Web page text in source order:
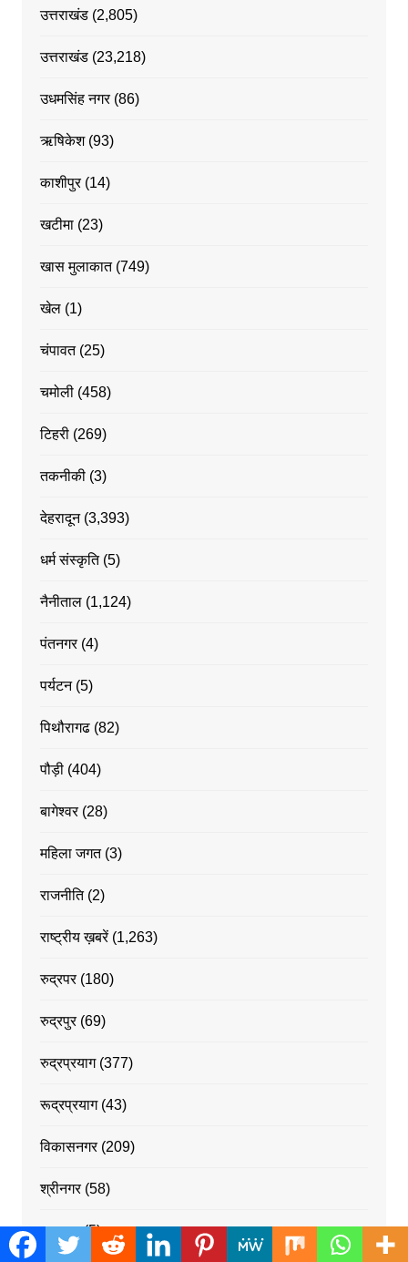
उत्तराखंड(2,805)
उत्तराखंड(23,218)
उधमसिंह नगर(86)
ऋषिकेश(93)
काशीपुर(14)
खटीमा(23)
खास मुलाकात(749)
खेल(1)
चंपावत(25)
चमोली(458)
टिहरी(269)
तकनीकी(3)
देहरादून(3,393)
धर्म संस्कृति(5)
नैनीताल(1,124)
पंतनगर(4)
पर्यटन(5)
पिथौरागढ(82)
पौड़ी(404)
बागेश्वर(28)
महिला जगत(3)
राजनीति(2)
राष्ट्रीय ख़बरें(1,263)
रुद्रपर(180)
रुद्रपुर(69)
रुद्रप्रयाग(377)
रूद्रप्रयाग(43)
विकासनगर(209)
श्रीनगर(58)
स्वास्थ्य(5)